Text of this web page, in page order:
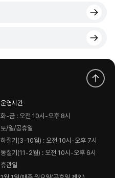
운영시간
화-금 : 오전 10시-오후 8시
토/일/공휴일
하절기(3-10월) : 오전 10시-오후 7시
동절기(11-2월) : 오전 10시-오후 6시
휴관일